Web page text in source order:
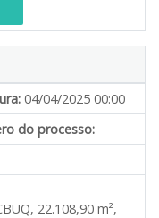
04/04/2025 00:00
do processo:
22.108,90 m²,